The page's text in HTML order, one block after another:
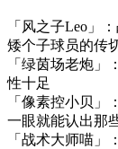
「风之子Leo」
矮个子球员的传
「绿茵场老炮
性十足
「像素控小贝
一眼就能认出那
「战术大师喵」